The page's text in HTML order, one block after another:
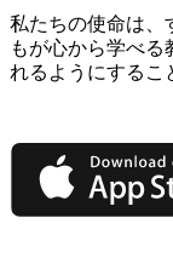
私たちの使命は、
もが心から学べる
れるようにするこ
App Store